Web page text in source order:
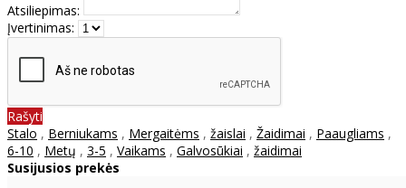
Atsiliepimas:
Įvertinimas:
Rašyti
Stalo , Berniukams , Mergaitėms , žaislai , Žaidimai , Paaugliams ,
6-10 , Metų , 3-5 , Vaikams , Galvosūkiai , žaidimai
Susijusios prekės